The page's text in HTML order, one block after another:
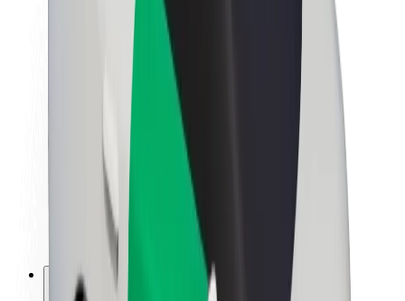
Κέντρο Τύπου
Κατευθυντήριες γραμμές Brand
Αποστολή
Σχέσεις με Επενδυτές
Ηγεσία
Μάρκα
Μέσα ενημέρωσης
Urban Fund
Ασφάλεια